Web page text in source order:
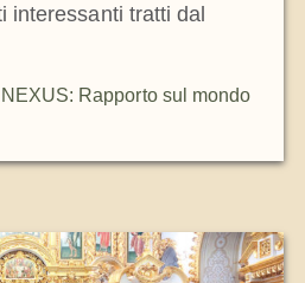
interessanti tratti dal
NEXUS: Rapporto sul mondo